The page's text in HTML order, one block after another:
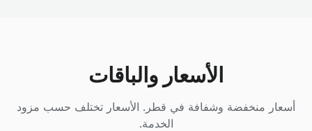
الأسعار والباقات
أسعار منخفضة وشفافة في قطر. الأسعار تختلف حسب مزود
الخدمة.